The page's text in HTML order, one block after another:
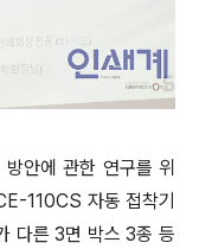
안에 관한 연구를 위
110CS 자동 접착기
다른 3면 박스 3종 등